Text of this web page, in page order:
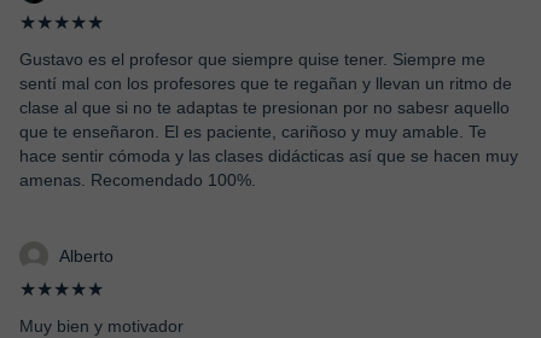
★★★★★
Gustavo es el profesor que siempre quise tener. Siempre me
sentí mal con los profesores que te regañan y llevan un ritmo de
clase al que si no te adaptas te presionan por no sabesr aquello
que te enseñaron. El es paciente, cariñoso y muy amable. Te
hace sentir cómoda y las clases didácticas así que se hacen muy
amenas. Recomendado 100%.
Alberto
★★★★★
Muy bien y motivador